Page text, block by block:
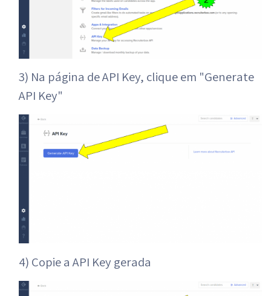
3) Na página de API Key, clique em "Generate
API Key"
4) Copie a API Key gerada